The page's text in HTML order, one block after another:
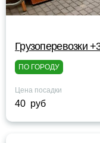
Грузоперевозки
ПО ГОРОДУ
Цена посадки
40 руб